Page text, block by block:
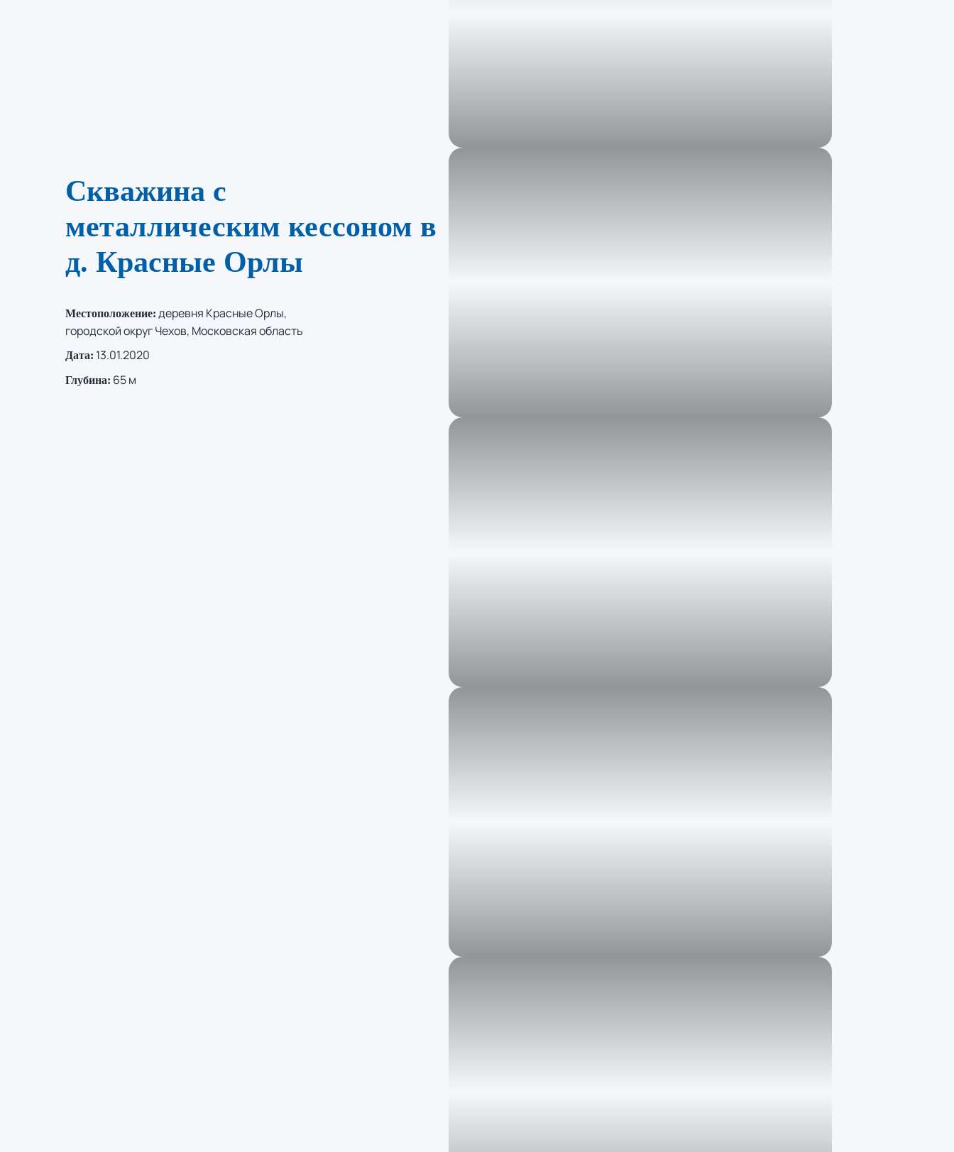
Скважина с
металлическим кессоном в
д. Красные Орлы
Местоположение: деревня Красные Орлы,
городской округ Чехов, Московская область
Дата: 13.01.2020
Глубина: 65 м